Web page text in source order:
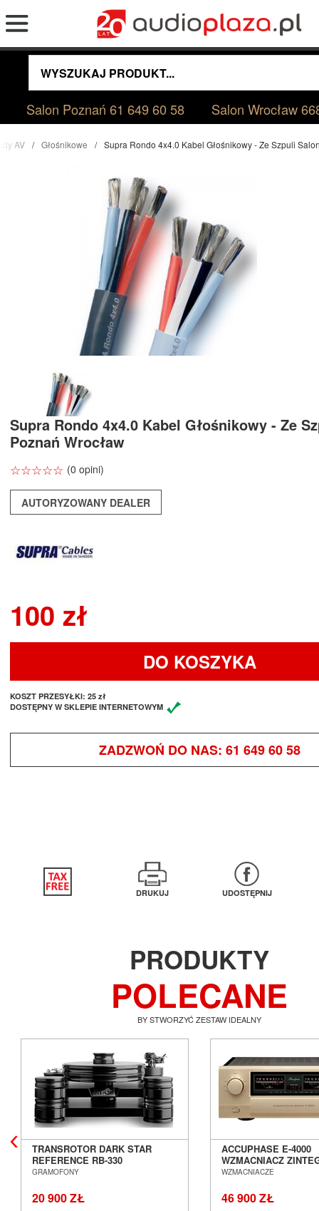
Salon Poznań61 649 60 58 Salon Wrocław
AV Głośnikowe Supra Rondo 4x4.0 Kabel Głośnikowy - Ze Szpuli
Supra Rondo 4x4.0 Kabel Głośnikowy - Ze
Poznań Wrocław
☆☆☆☆☆
★★★★★ (0 opini)
AUTORYZOWANY DEALER
100 zł
DO KOSZYKA
KOSZT PRZESYŁKI: 25 zł
DOSTĘPNY W SKLEPIE INTERNETOWYM
ZADZWOŃ DO NAS: 61 649 60 58
DRUKUJ UDOSTĘPNIJ
PRODUKTY
POLECANE
BY STWORZYĆ ZESTAW IDEALNY
TRANSROTOR DARK STAR
REFERENCE RB-330
GRAMOFON ANALOGOWY
GRAMOFONY
20 900 ZŁ
ACCUPHASE E-4000
WZMACNIACZ
SALON POZNAŃ
WZMACNIACZE
46 900 ZŁ